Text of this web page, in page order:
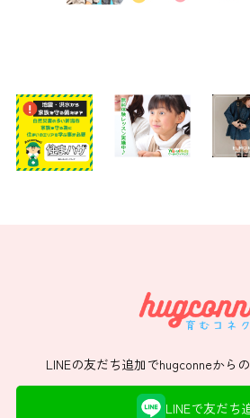
LINEの友だち追加でhugconneから
LINEで友だち